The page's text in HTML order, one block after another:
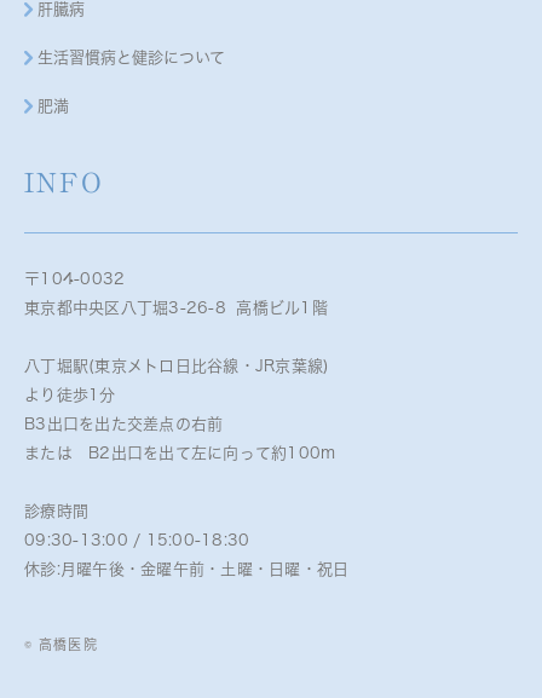
肝臓病
生活習慣病と健診について
肥満
INFO
〒104-0032
東京都中央区八丁堀3-26-8 高橋ビル1階
八丁堀駅(東京メトロ日比谷線・JR京葉線)
より徒歩1分
B3出口を出た交差点の右前
または B2出口を出て左に向って約100m
診療時間
09:30-13:00 / 15:00-18:30
休診:月曜午後・金曜午前・土曜・日曜・祝日
© 高橋医院